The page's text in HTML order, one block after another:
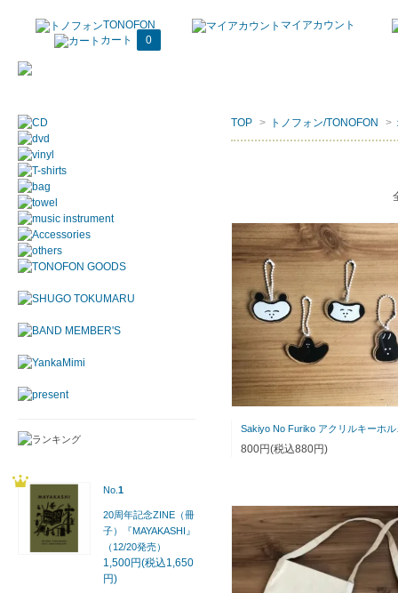
TONOFON
マイアカウント
カート
0
TOP > トノフォン/TONOFON >
800円(税込880円)
No.1
20周年記念ZINE（冊
子）『MAYAKASHI』
（12/20発売）
1,500円(税込1,650
円)